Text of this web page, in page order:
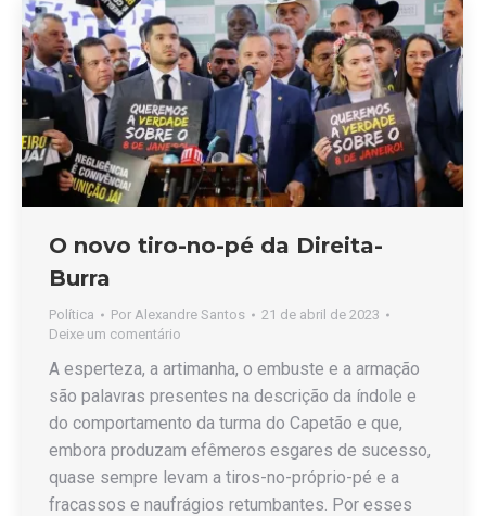
O novo tiro-no-pé da Direita-
Burra
Política Por Alexandre Santos
21 de abril de 2023
Deixe um comentário
A esperteza, a artimanha, o embuste e a armação
são palavras presentes na descrição da índole e
do comportamento da turma do Capetão e que,
embora produzam efêmeros esgares de sucesso,
quase sempre levam a tiros-no-próprio-pé e a
fracassos e naufrágios retumbantes. Por esses